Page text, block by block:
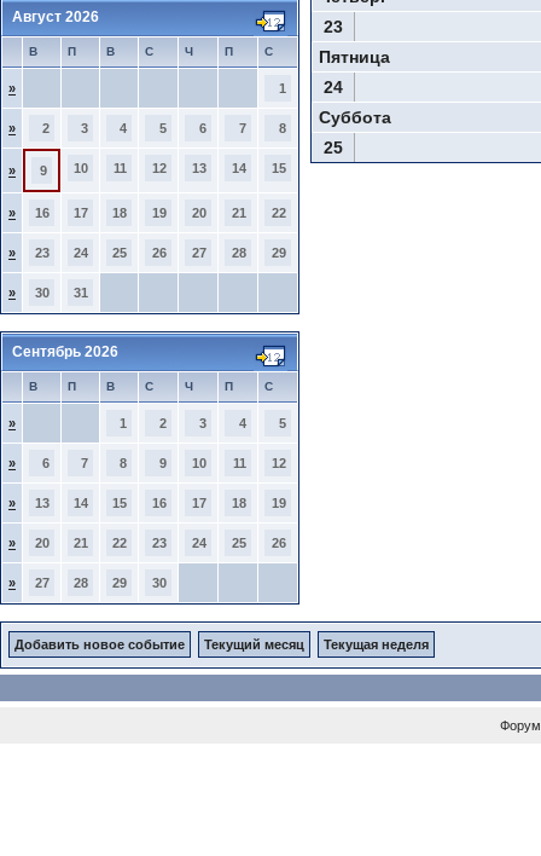
Август 2026
В П В С Ч П С
» 1
» 2 3 4 5 6 7 8
» 9 10 11 12 13 14 15
» 16 17 18 19 20 21 22
» 23 24 25 26 27 28 29
» 30 31
Сентябрь 2026
В П В С Ч П С
» 1 2 3 4 5
» 6 7 8 9 10 11 12
» 13 14 15 16 17 18 19
» 20 21 22 23 24 25 26
» 27 28 29 30
23
Пятница
24
Суббота
25
Добавить новое событие Текущий месяц Текущая неделя
Форум